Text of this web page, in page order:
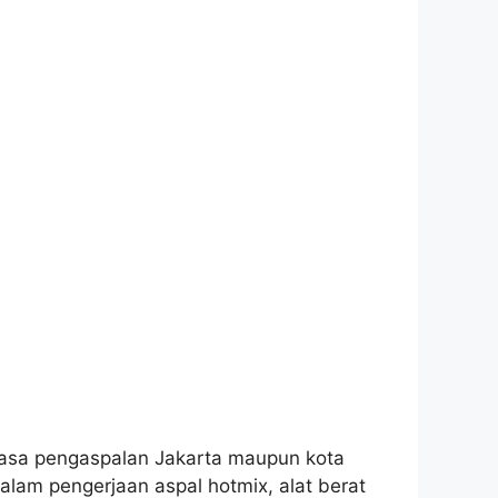
pengaspalan Jakarta maupun kota
pengerjaan aspal hotmix, alat berat